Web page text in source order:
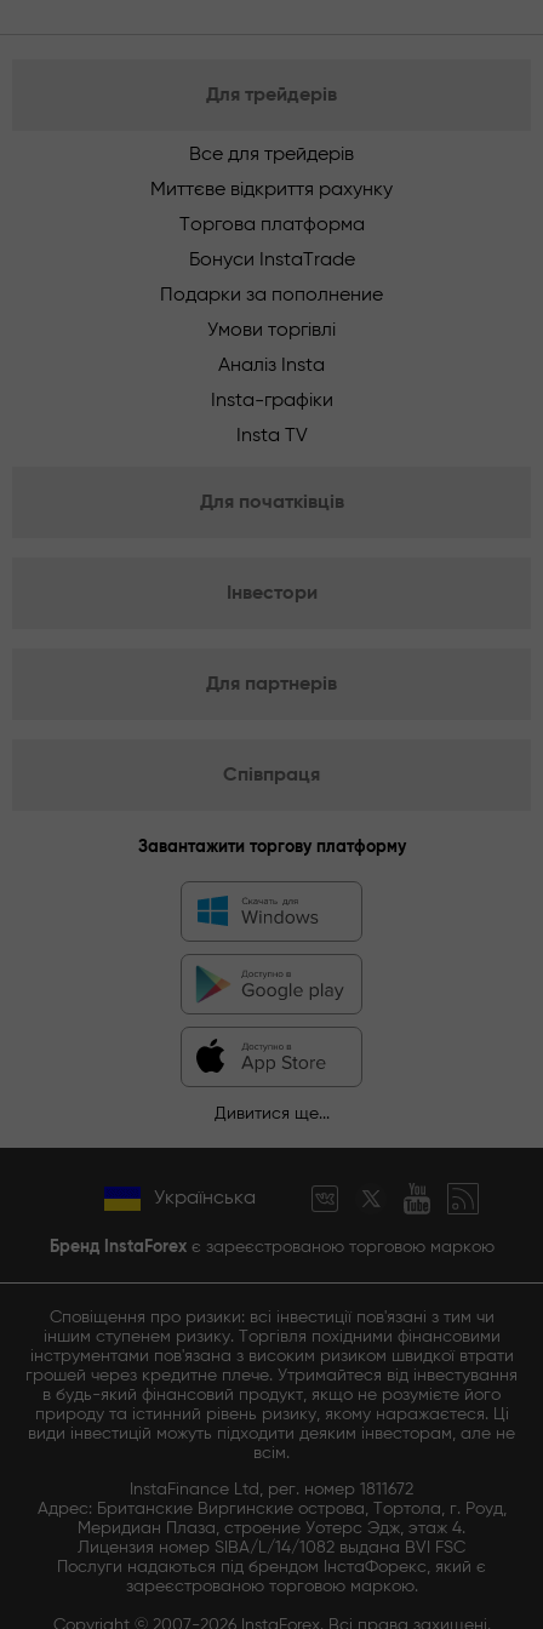
Для трейдерів
Все для трейдерів
Миттєве відкриття рахунку
Торгова платформа
Бонуси InstaTrade
Подарки за пополнение
Умови торгівлі
Аналіз Insta
Insta-графіки
Insta TV
Для початківців
Інвестори
Для партнерів
Співпраця
Завантажити торгову платформу
Дивитися ще...
Українська
Бренд InstaForexє зареєстрованою торговою маркою
Сповіщення про ризики: всі інвестиції пов'язані з тим чи
іншим ступенем ризику. Торгівля похідними фінансовими
інструментами пов'язана з високим ризиком швидкої втрати
грошей через кредитне плече. Утримайтеся від інвестування
в будь-який фінансовий продукт, якщо не розумієте його
природу та істинний рівень ризику, якому наражаєтеся. Ці
види інвестицій можуть підходити деяким інвесторам, але не
всім.
InstaFinance Ltd, рег. номер 1811672
Адрес: Британские Виргинские острова, Тортола, г. Роуд,
Меридиан Плаза, строение Уотерс Эдж, этаж 4.
Лицензия номер SIBA/L/14/1082 выдана BVI FSC
Послуги надаються під брендом ІнстаФорекс, який є
зареєстрованою торговою маркою.
Copyright © 2007-2026 InstaForex. Всі права захищені.